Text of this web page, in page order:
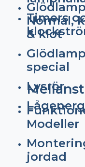
Timers
Normal,
& klot
special
Lysrör
Modeller
jordad